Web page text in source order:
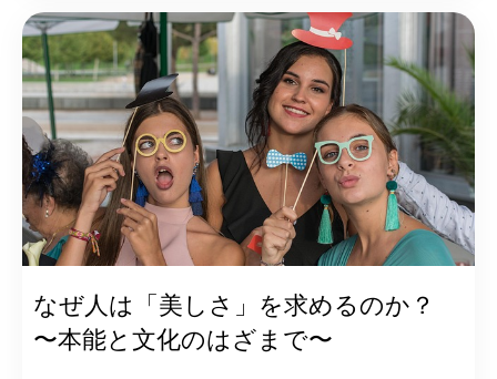
なぜ人は「美しさ」を求めるのか？
〜本能と文化のはざまで〜